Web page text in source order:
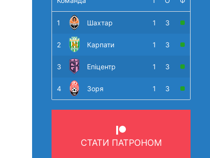
1 Шахтар 1 3
2 Карпати 1 3
3 Епіцентр 1 3
4 Зоря 1 3
СТАТИ ПАТРОНОМ